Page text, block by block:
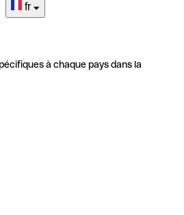
fr
à chaque pays dans la